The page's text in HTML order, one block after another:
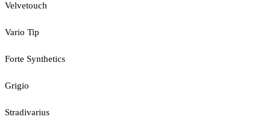
Velvetouch
Vario Tip
Forte Synthetics
Grigio
Stradivarius